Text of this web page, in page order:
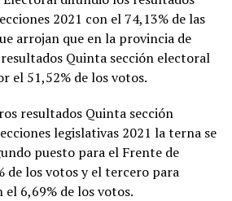
2021 con el 74,13% de las
arrojan que en la provincia de
Quinta sección electoral
el 51,52% de los votos.
resultados Quinta sección
legislativas 2021 la terna se
puesto para el Frente de
de los votos y el tercero para
6,69% de los votos.